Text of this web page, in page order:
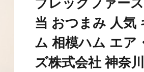
ブレックファー
当 おつまみ 人気
ム 相模ハム エア
ズ株式会社 神奈